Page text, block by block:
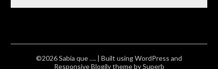
©2026 Sabia que …. | Built using WordPress and
Responsive Blogilytheme by Superb